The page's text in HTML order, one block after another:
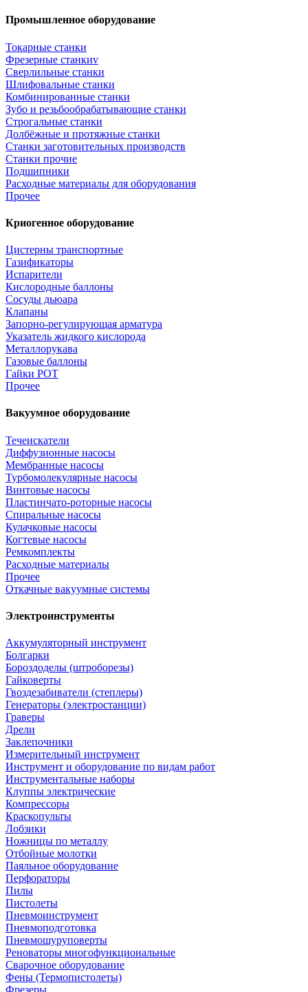
Промышленное оборудование
Токарные станки
Фрезерные станкиv
Сверлильные станки
Шлифовальные станки
Комбинированные станки
Зубо и резьбообрабатывающие станки
Строгальные станки
Долбёжные и протяжные станки
Станки заготовительных производств
Станки прочие
Подшипники
Расходные материалы для оборудования
Прочее
Криогенное оборудование
Цистерны транспортные
Газификаторы
Испарители
Кислородные баллоны
Сосуды дьюара
Клапаны
Запорно-регулирующая арматура
Указатель жидкого кислорода
Металлорукава
Газовые баллоны
Гайки РОТ
Прочее
Вакуумное оборудование
Течеискатели
Диффузионные насосы
Мембранные насосы
Турбомолекулярные насосы
Винтовые насосы
Пластинчато-роторные насосы
Спиральные насосы
Кулачковые насосы
Когтевые насосы
Ремкомплекты
Расходные материалы
Прочее
Откачные вакуумные системы
Электроинструменты
Аккумуляторный инструмент
Болгарки
Бороздоделы (штроборезы)
Гайковерты
Гвоздезабиватели (степлеры)
Генераторы (электростанции)
Граверы
Дрели
Заклепочники
Измерительный инструмент
Инструмент и оборудование по видам работ
Инструментальные наборы
Клуппы электрические
Компрессоры
Краскопульты
Лобзики
Ножницы по металлу
Отбойные молотки
Паяльное оборудование
Перфораторы
Пилы
Пистолеты
Пневмоинструмент
Пневмоподготовка
Пневмошуруповерты
Реноваторы многофункциональные
Сварочное оборудование
Фены (Термопистолеты)